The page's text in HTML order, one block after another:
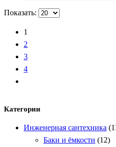
Показать:
1
2
3
4
Категории
Инженерная сантехника
Баки и ёмкости (12)